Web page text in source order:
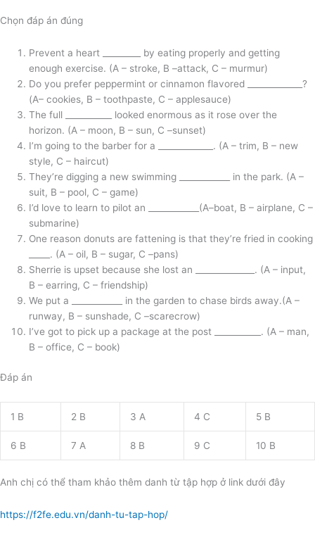
Chọn đáp án đúng
Prevent a heart _________ by eating properly and getting
enough exercise. (A – stroke, B –attack, C – murmur)
Do you prefer peppermint or cinnamon flavored _____________?
(A– cookies, B – toothpaste, C – applesauce)
The full ___________ looked enormous as it rose over the
horizon. (A – moon, B – sun, C –sunset)
I’m going to the barber for a _____________. (A – trim, B – new
style, C – haircut)
They’re digging a new swimming ____________ in the park. (A –
suit, B – pool, C – game)
I’d love to learn to pilot an ____________(A–boat, B – airplane, C –
submarine)
One reason donuts are fattening is that they’re fried in cooking
_____. (A – oil, B – sugar, C –pans)
Sherrie is upset because she lost an ______________. (A – input,
B – earring, C – friendship)
We put a ____________ in the garden to chase birds away.(A –
runway, B – sunshade, C –scarecrow)
I’ve got to pick up a package at the post ___________. (A – man,
B – office, C – book)
Đáp án
1 B 2 B 3 A 4 C 5 B
6 B 7 A 8 B 9 C 10 B
Anh chị có thể tham khảo thêm danh từ tập hợp ở link dưới đây
https://f2fe.edu.vn/danh-tu-tap-hop/